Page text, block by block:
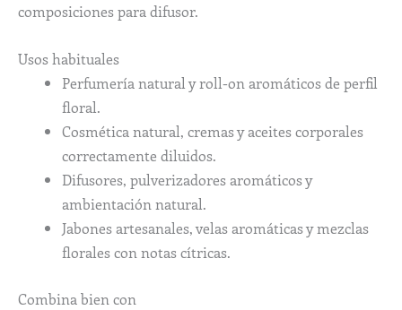
composiciones para difusor.
Usos habituales
Perfumería natural y roll-on aromáticos de perfil
floral.
Cosmética natural, cremas y aceites corporales
correctamente diluidos.
Difusores, pulverizadores aromáticos y
ambientación natural.
Jabones artesanales, velas aromáticas y mezclas
florales con notas cítricas.
Combina bien con